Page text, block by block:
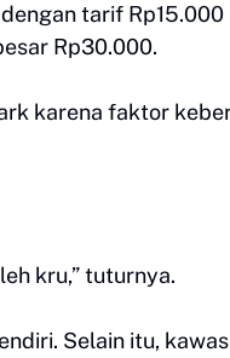
tarif Rp15.000
Rp30.000.
karena faktor
kru,” tuturnya.
Selain itu,